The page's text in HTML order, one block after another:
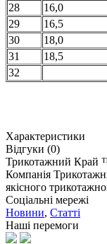
28
16,0
29
16,5
30
18,0
31
18,5
32
Характеристики
Відгуки (0)
Трикотажний Край
Компанія
якісного
Соціальні мережі
Новини, Статті
Наші перемоги